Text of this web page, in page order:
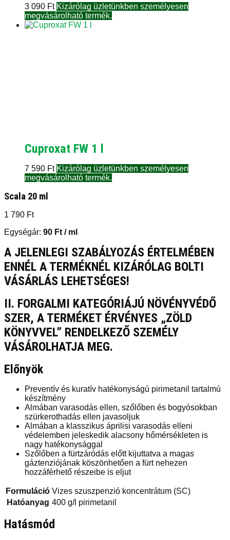
3 090 Ft Kizárólag üzletünkben személyesen
megvásárolható termék.
Cuproxat FW 1 l
7 590 Ft Kizárólag üzletünkben személyesen
megvásárolható termék.
Scala 20 ml
1 790 Ft
Egységár: 90 Ft / ml
A JELENLEGI SZABÁLYOZÁS ÉRTELMÉBEN
ENNÉL A TERMÉKNÉL KIZÁRÓLAG BOLTI
VÁSÁRLÁS LEHETSÉGES!
II. FORGALMI KATEGÓRIÁJÚ NÖVÉNYVÉDŐ
SZER, A TERMÉKET ÉRVÉNYES „ZÖLD
KÖNYVVEL” RENDELKEZŐ SZEMÉLY
VÁSÁROLHATJA MEG.
Előnyök
Preventív és kuratív hatékonyságú pirimetanil tartalmú
készítmény
Almában varasodás ellen, szőlőben és bogyósokban
szürkerothadás ellen javasoljuk
Almában a klasszikus áprilisi varasodás elleni
védelemben jeleskedik alacsony hőmérsékleten is
nagy hatékonysággal
Szőlőben a fürtzáródás előtt kijuttatva a magas
gáztenziójának köszönhetően a fürt nehezen
hozzáférhető részeibe is eljut
Formuláció Vizes szuszpenzió koncentrátum (SC)
Hatóanyag 400 g/l pirimetanil
Hatásmód